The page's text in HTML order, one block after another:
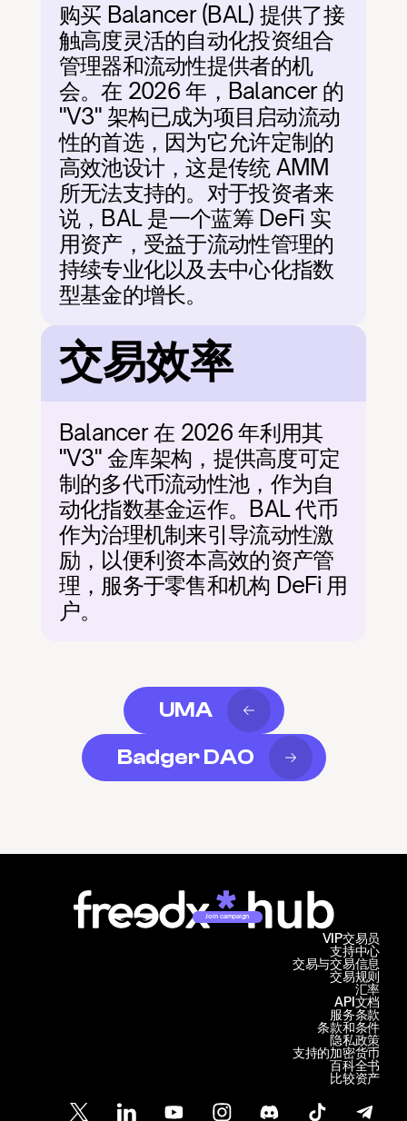
购买 Balancer (BAL) 提供了接
触高度灵活的自动化投资组合
管理器和流动性提供者的机
会。在 2026 年，Balancer 的
"V3" 架构已成为项目启动流动
性的首选，因为它允许定制的
高效池设计，这是传统 AMM
所无法支持的。对于投资者来
说，BAL 是一个蓝筹 DeFi 实
用资产，受益于流动性管理的
持续专业化以及去中心化指数
型基金的增长。
交易效率
Balancer 在 2026 年利用其
"V3" 金库架构，提供高度可定
制的多代币流动性池，作为自
动化指数基金运作。BAL 代币
作为治理机制来引导流动性激
励，以便利资本高效的资产管
理，服务于零售和机构 DeFi 用
户。
UMA
Badger DAO
Join campaign
支持中心
交易与交易信息
VIP交易员
交易规则
汇率
API文档
服务条款
条款和条件
隐私政策
支持的加密货币
百科全书
比较资产